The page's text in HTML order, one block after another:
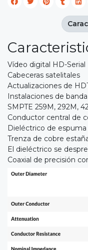
Vídeo digital HD-Serial
Cabeceras satelitales
Actualizaciones de
Instalaciones de
SMPTE 259M, 292M,
Conductor central de
Dieléctrico de espuma
Trenza de cobre
El dieléctrico se
Coaxial de precisión